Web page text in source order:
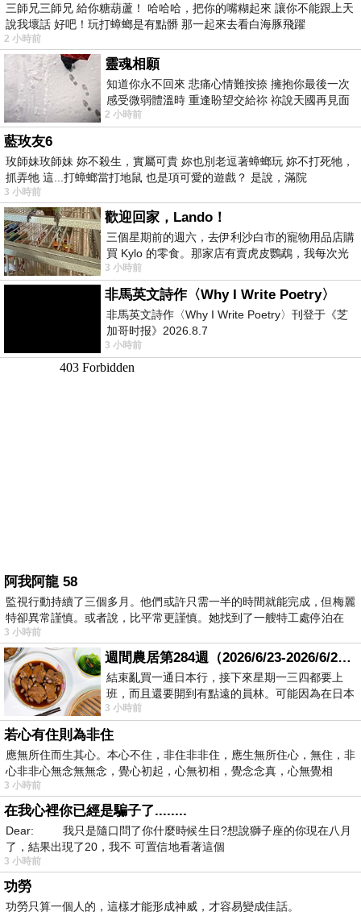
三師兄三師兄 給你糖葫蘆！ 哈哈哈，把你的嘴糊起來 讓你不能跟上天
說我壞話 好吧！玩打蟑螂是有點髒 那一起來去看白海豚飛躍
2 小時前
靈魂相願
知道你永不回來 悲痛心情難按捺 擁抱你最後一次
感受微弱體溫時 重逢盼望交給祢 祢說天國再見面
此刻忍淚說別離 他日靈魂再
2 小時前
藍玫友6
玫師妹玫師妹 妳不殺生，實屬可貴 妳也別老逗著蟑螂玩 妳不打死牠，
抓弄牠 這...打蟑螂當打地鼠 也是項可愛的遊戲？ 是說，滿院
3 小時前
歡迎回家，Lando！
三個星期前的週六，去伊利沙白市的寵物用品店購
買 Kylo 的零食。那家店有賣虎皮鸚鵡，我每次光
顧都會去看一下。他們偶爾會引進 C
3 小時前
非馬英文詩作〈Why I Write Poetry〉
非馬英文詩作〈Why I Write Poetry〉刊登于《芝
加哥时报》2026.8.7
3 小時前
阿我阿龍 58
監視行動持續了三個多月。他們或許只需一半的時間就能完成，但梅麗
特卻異常謹慎。或者說，比平常更謹慎。她找到了一艘特工處停泊在
3 小時前
週間農居第284週（2026/6/23-2026/6/24) 夏至 金黃稻浪洋溢豐收喜悅
結束亂買一通日本行，接下來星期一三四都要上
班，而且還要開到有點遠的員林。可能因為在日本
花不少錢，星期一出門上班時，心裡沒有一
3 小時前
若心有住則為非住
應無所住而生其心。本心不住，非住非非住，應生無所住心，無住，非
心非非心無念無無念，覺心初起，心無初相，覺念念真，心無覺相
3 小時前
在我心裡你已經是騙子了........
Dear: 我只是隨口問了你什麼時候生日?想說獅子座的你現在八月
了，結果出現了20，我不 可置信地看著這個
3 小時前
功勞
功勞只算一個人的，這樣才能形成神威，才容易變成佳話。